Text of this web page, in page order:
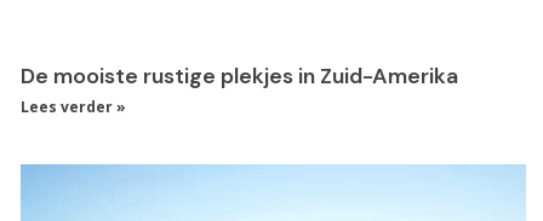
De mooiste rustige plekjes in Zuid-Amerika
Lees verder »